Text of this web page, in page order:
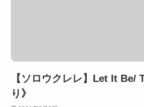
【ソロウクレレ】Let It Be/
り》